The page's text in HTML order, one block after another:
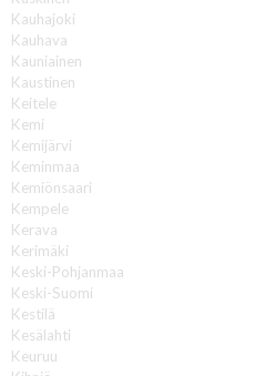
Kauhajoki
Kauhava
Kauniainen
Kaustinen
Keitele
Kemi
Kemijärvi
Keminmaa
Kemiönsaari
Kempele
Kerava
Kerimäki
Keski-Pohjanmaa
Keski-Suomi
Kestilä
Kesälahti
Keuruu